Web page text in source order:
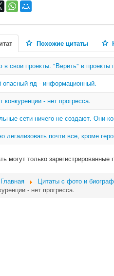
Похожие цитаты
в свои проекты. "Верить" в проекты
яд - информационный.
конкуренции - нет прогресса.
сети ничего не создают. Они
легализовать почти все, кроме
могут только зарегистрированные
Главная Цитаты c фото и
- нет прогресса.